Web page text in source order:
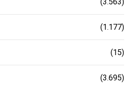
(1.177)
(15)
(3.695)